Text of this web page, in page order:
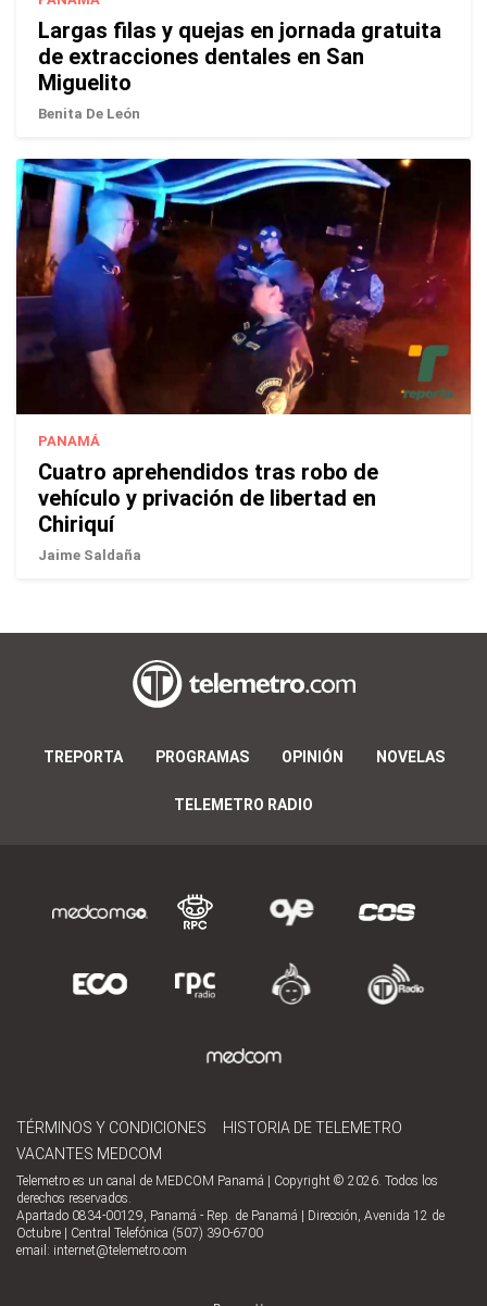
Largas filas y quejas en jornada gratuita
de extracciones dentales en San
Miguelito
Benita De León
PANAMÁ
Cuatro aprehendidos tras robo de
vehículo y privación de libertad en
Chiriquí
Jaime Saldaña
TREPORTA PROGRAMAS OPINIÓN NOVELAS
TELEMETRO RADIO
TÉRMINOS Y CONDICIONES
HISTORIA DE TELEMETRO
VACANTES MEDCOM
Telemetro es un canal de MEDCOM Panamá | Copyright © 2026. Todos los
derechos reservados.
Apartado 0834-00129, Panamá - Rep. de Panamá | Dirección, Avenida 12 de
Octubre | Central Telefónica (507) 390-6700
email: internet@telemetro.com